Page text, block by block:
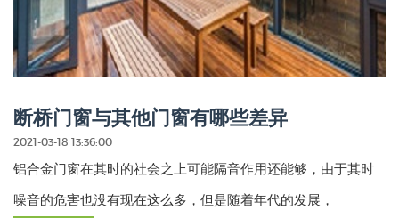
断桥门窗与其他门窗有哪些差异
2021-03-18 13:36:00
铝合金门窗在其时的社会之上可能隔音作用还能够，由于其时
噪音的危害也没有现在这么多，但是随着年代的发展，